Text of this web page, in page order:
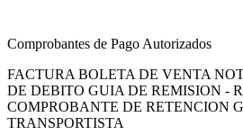
Comprobantes de Pago Autorizados
FACTURA BOLETA DE VENTA
DE DEBITO GUIA DE REMISION -
COMPROBANTE DE RETENCION
TRANSPORTISTA